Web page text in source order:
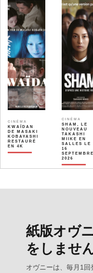
CINÉMA
KWAÏDAN
DE MASAKI
KOBAYASHI
RESTAURÉ
EN 4K
CINÉMA
SHAM, LE
NOUVEAU
TAKASHI
MIIKE EN
SALLES LE
16
SEPTEMBRE
2026
紙版オヴ
をしませ
オヴニーは、毎月1